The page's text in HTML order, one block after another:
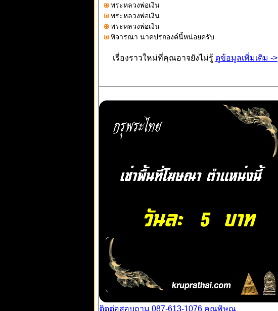
พระหลวงพ่อเงิน
พระหลวงพ่อเงิน
พระหลวงพ่อเงิน
พิจารณา นาคปรกองค์นี้หน่อยครับ
เรื่องราวใหม่ที่คุณอาจยังไม่รู้ ดูข้อมูลเพิ่มเติม ->
ติดต่อสอบถาม 087-613-1076 คุณพิษณุ